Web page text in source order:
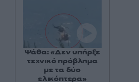
Ψάθα: «Δεν υπήρξε
τεχνικό πρόβλημα
με τα δύο
ελικόπτερα»